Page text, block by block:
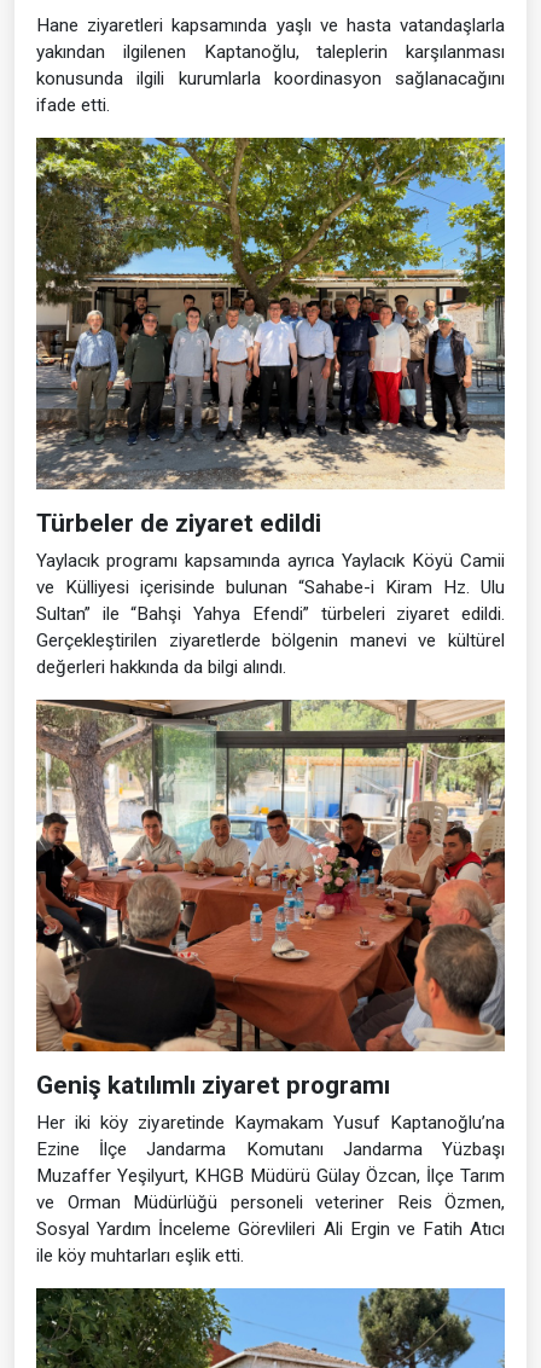
Hane ziyaretleri kapsamında yaşlı ve hasta vatandaşlarla
yakından ilgilenen Kaptanoğlu, taleplerin karşılanması
konusunda ilgili kurumlarla koordinasyon sağlanacağını
ifade etti.
Türbeler de ziyaret edildi
Yaylacık programı kapsamında ayrıca Yaylacık Köyü Camii
ve Külliyesi içerisinde bulunan “Sahabe-i Kiram Hz. Ulu
Sultan” ile “Bahşi Yahya Efendi” türbeleri ziyaret edildi.
Gerçekleştirilen ziyaretlerde bölgenin manevi ve kültürel
değerleri hakkında da bilgi alındı.
Geniş katılımlı ziyaret programı
Her iki köy ziyaretinde Kaymakam Yusuf Kaptanoğlu’na
Ezine İlçe Jandarma Komutanı Jandarma Yüzbaşı
Muzaffer Yeşilyurt, KHGB Müdürü Gülay Özcan, İlçe Tarım
ve Orman Müdürlüğü personeli veteriner Reis Özmen,
Sosyal Yardım İnceleme Görevlileri Ali Ergin ve Fatih Atıcı
ile köy muhtarları eşlik etti.